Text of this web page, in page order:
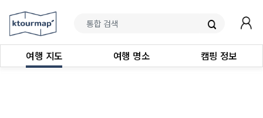
여행 지도 여행 명소 캠핑 정보